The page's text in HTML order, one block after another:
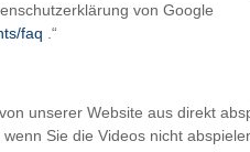
von Google
faq .“
unserer Website aus direkt
Sie die Videos nicht